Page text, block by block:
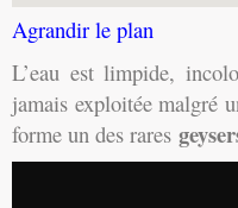
Agrandir le plan
L’eau est limpide,
jamais exploitée malgré
forme un des rares